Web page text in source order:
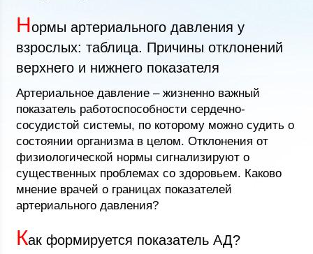
Нормы артериального давления у
взрослых: таблица. Причины отклонений
верхнего и нижнего показателя
Артериальное давление – жизненно важный
показатель работоспособности сердечно-
сосудистой системы, по которому можно судить о
состоянии организма в целом. Отклонения от
физиологической нормы сигнализируют о
существенных проблемах со здоровьем. Каково
мнение врачей о границах показателей
артериального давления?
Как формируется показатель АД?